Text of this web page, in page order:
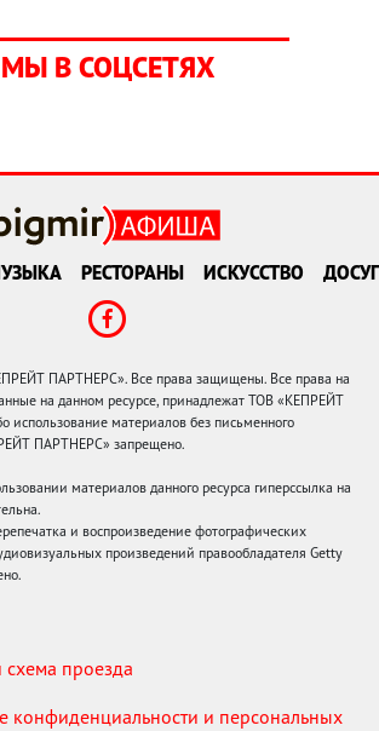
МЫ В СОЦСЕТЯХ
РЕСТОРАНЫ ИСКУССТВО ДОСУГ
ПАРТНЕРС». Все права защищены. Все права на
на данном ресурсе, принадлежат ТОВ «КЕПРЕЙТ
использование материалов без письменного
ПАРТНЕРС» запрещено.
материалов данного ресурса гиперссылка на
и воспроизведение фотографических
произведений правообладателя Getty
проезда
конфиденциальности и персональных